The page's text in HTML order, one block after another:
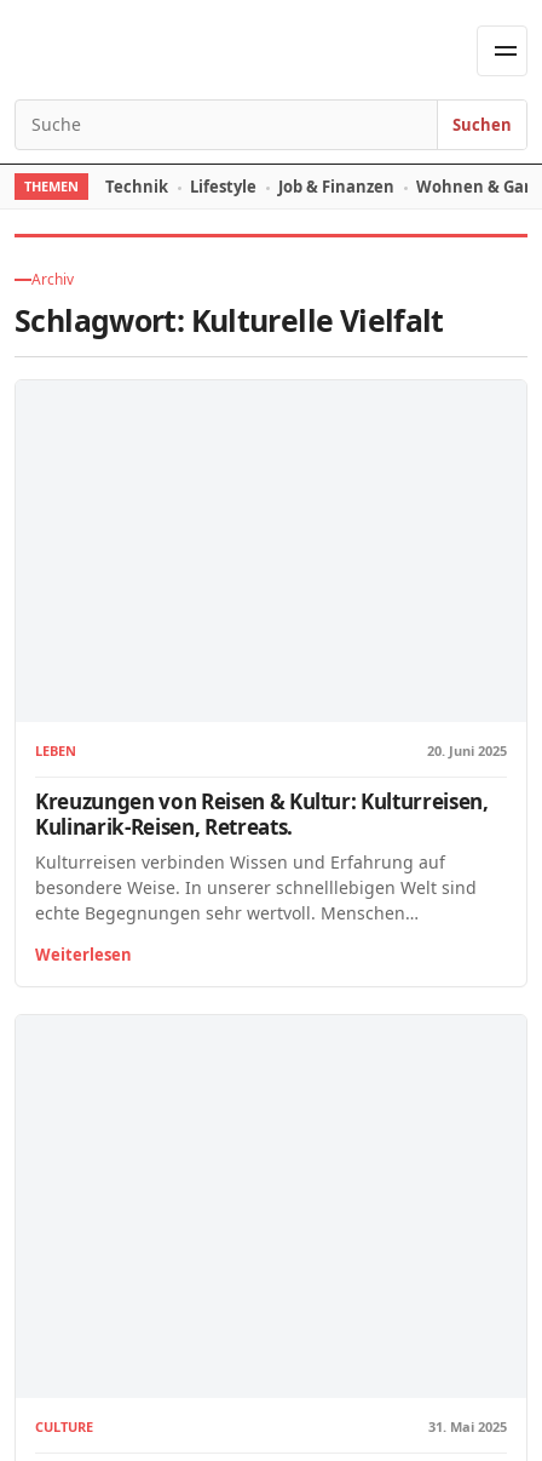
Search for:
Suchen
THEMEN Technik Lifestyle Job & Finanzen Wohnen &
Archiv
Schlagwort: Kulturelle Vielfalt
LEBEN 20. Juni 2025
Kreuzungen von Reisen & Kultur: Kulturreisen,
Kulinarik-Reisen, Retreats.
Kulturreisen verbinden Wissen und Erfahrung auf
besondere Weise. In unserer schnelllebigen Welt sind
echte Begegnungen sehr wertvoll. Menschen…
Weiterlesen
CULTURE 31. Mai 2025